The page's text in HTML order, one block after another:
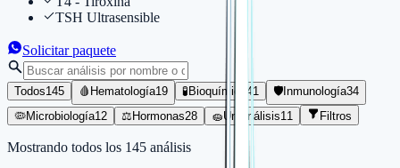
TSH Ultrasensible
Solicitar paquete
Todos145 🩸 Hematología19 🧪 Bioquímica 41 🛡️ Inmunología34
🦠Microbiología12 ⚖️ Hormonas28 🧽Uroanálisis11 Filtros
Mostrando todos los 145 análisis